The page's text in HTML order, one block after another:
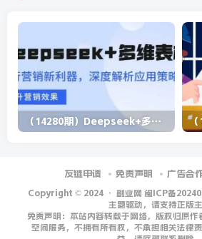
（14280期）Deepseek+多维表格，银行营销新利器，深度解析应用策略，提升营销效果
友链申请 免责声明 广告合
Copyright © 2024 · 副业网 闽ICP备
主题驱动，请支持正版
免责声明：本站内容转载于网络，版权归原
空间服务，不拥有所有权，不承担相关法律